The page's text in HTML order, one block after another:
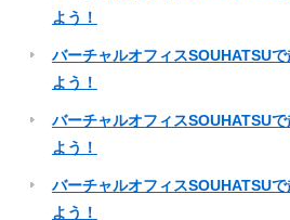
よう！
バーチャルオフィスSOUHATSU
よう！
バーチャルオフィスSOUHATSU
よう！
バーチャルオフィスSOUHATSU
よう！